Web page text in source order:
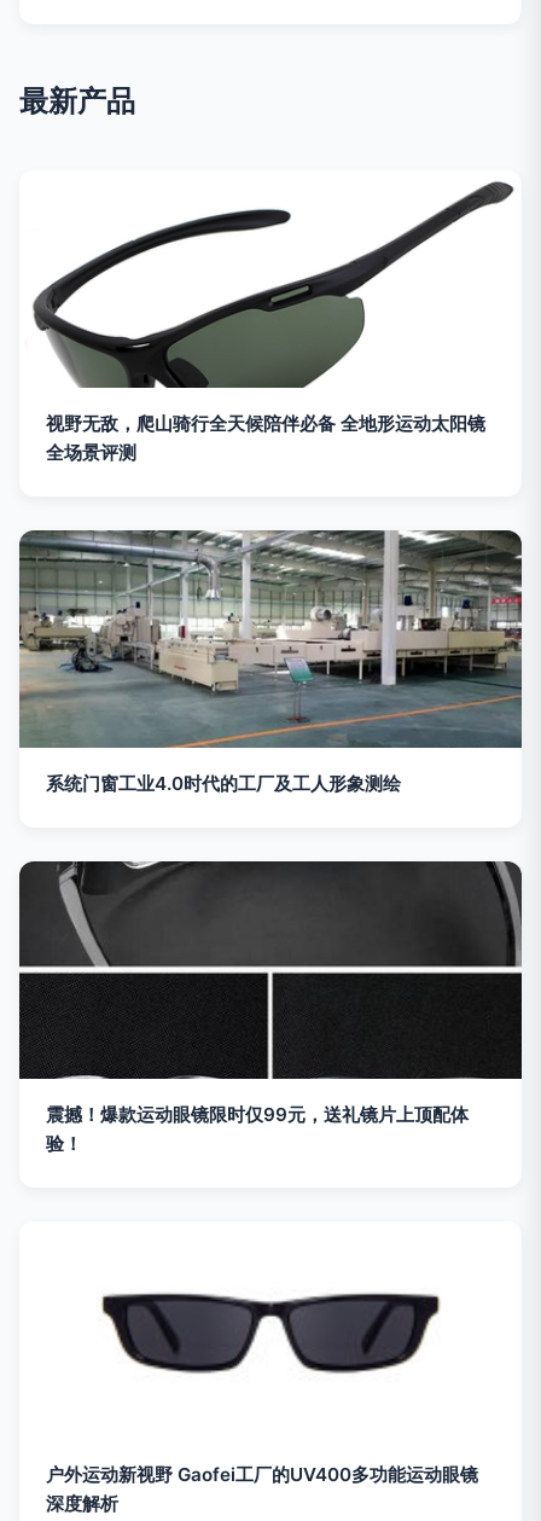
最新产品
视野无敌，爬山骑行全天候陪伴必备 全地形运动太阳镜
全场景评测
系统门窗工业4.0时代的工厂及工人形象测绘
震撼！爆款运动眼镜限时仅99元，送礼镜片上顶配体
验！
户外运动新视野 Gaofei工厂的UV400多功能运动眼镜
深度解析